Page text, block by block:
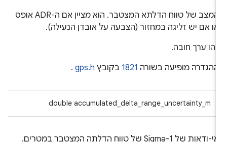
המצב של טווח הדלתא המצטבר. הוא מציין אם ה-ADR אופס
או אם יש זליגה במחזור (הצבעה על אובדן הנעילה).
זהו ערך חובה.
ההגדרה מופיעה בשורה1821 בקובץgps.h
.
double accumulated_delta_range_uncertainty_m
אי-ודאות של 1-Sigma של טווח הדלתה המצטבר במטרים.